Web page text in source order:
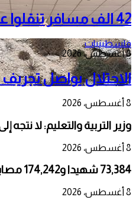
42 الف مسافر تنقلوا عبر معبر الكرامة الأسبوع الماضي
فلسطينيات
8 أغسطس، 2026
الاحتلال يواصل
8 أغسطس، 2026
وزير التربية والتعليم: لا نتجه
8 أغسطس، 2026
73,384 شهيدا و174,242 مصابا منذ بدء حرب الإبادة على قطاع غزة
8 أغسطس، 2026